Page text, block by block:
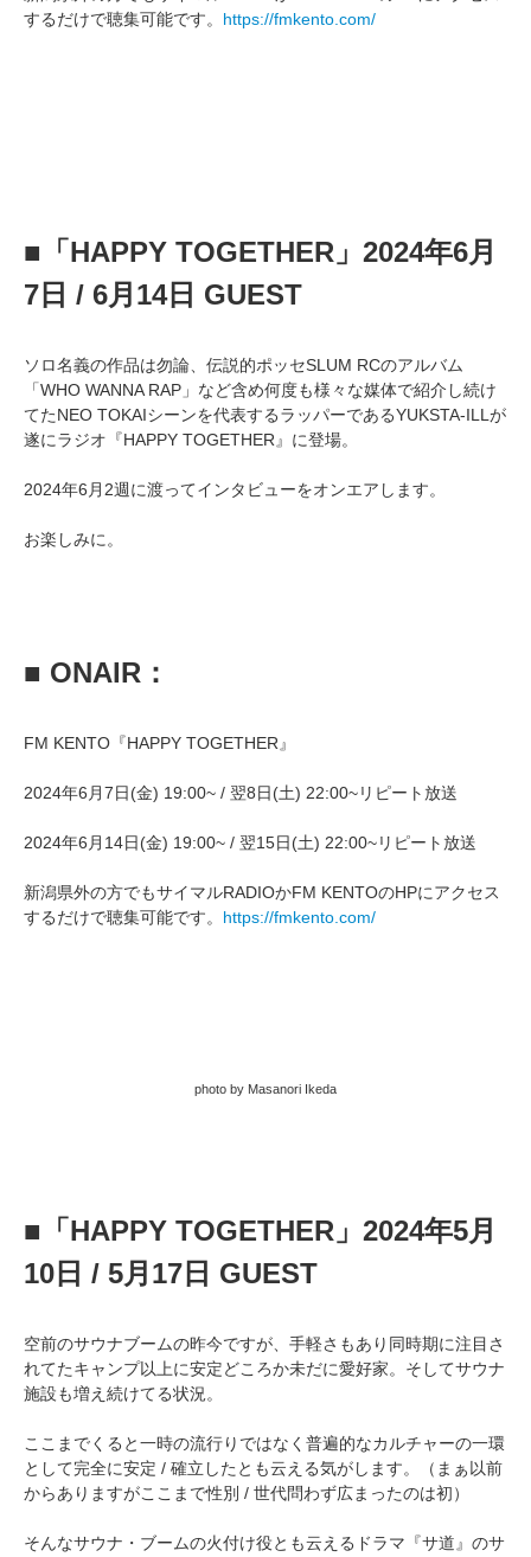
するだけで聴集可能です。 https://fmkento.com/
■「HAPPY TOGETHER」2024年6月
7日 / 6月14日 GUEST
ソロ名義の作品は勿論、伝説的ポッセSLUM RCのアルバム
「WHO WANNA RAP」など含め何度も様々な媒体で紹介し続け
てたNEO TOKAIシーンを代表するラッパーであるYUKSTA-ILLが
遂にラジオ『HAPPY TOGETHER』に登場。
2024年6月2週に渡ってインタビューをオンエアします。
お楽しみに。
■ ONAIR：
FM KENTO『HAPPY TOGETHER』
2024年6月7日(金) 19:00~ / 翌8日(土) 22:00~リピート放送
2024年6月14日(金) 19:00~ / 翌15日(土) 22:00~リピート放送
新潟県外の方でもサイマルRADIOかFM KENTOのHPにアクセス
するだけで聴集可能です。 https://fmkento.com/
photo by Masanori Ikeda
■「HAPPY TOGETHER」2024年5月
10日 / 5月17日 GUEST
空前のサウナブームの昨今ですが、手軽さもあり同時期に注目さ
れてたキャンプ以上に安定どころか未だに愛好家。そしてサウナ
施設も増え続けてる状況。
ここまでくると一時の流行りではなく普遍的なカルチャーの一環
として完全に安定 / 確立したとも云える気がします。（まぁ以前
からありますがここまで性別 / 世代問わず広まったのは初）
そんなサウナ・ブームの火付け役とも云えるドラマ『サ道』のサ